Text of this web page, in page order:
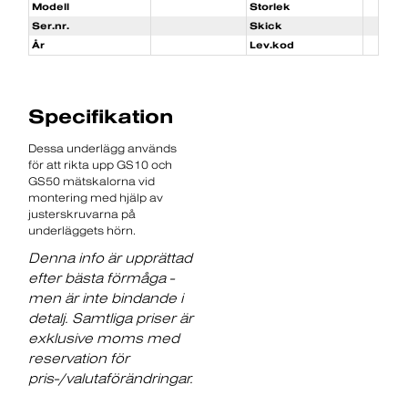
Modell
Storlek
Ser.nr.
Skick
År
Lev.kod
Specifikation
Dessa underlägg används
för att rikta upp GS10 och
GS50 mätskalorna vid
montering med hjälp av
justerskruvarna på
underläggets hörn.
Denna info är upprättad
efter bästa förmåga -
men är inte bindande i
detalj. Samtliga priser är
exklusive moms med
reservation för
pris-/valutaförändringar.